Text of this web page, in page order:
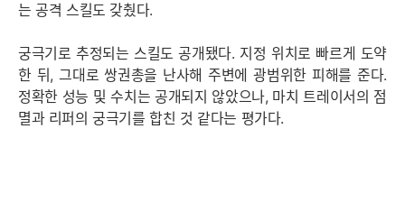
는 공격 스킬도 갖췄다.
궁극기로 추정되는 스킬도 공개됐다. 지정 위치로 빠르게 도약
한 뒤, 그대로 쌍권총을 난사해 주변에 광범위한 피해를 준다.
정확한 성능 및 수치는 공개되지 않았으나, 마치 트레이서의 점
멸과 리퍼의 궁극기를 합친 것 같다는 평가다.